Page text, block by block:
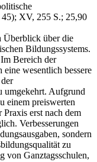
45); XV, 255 S.; 25,90
Überblick über die
Bildungssystems.
Bereich der
wesentlich bessere
umgekehrt. Aufgrund
einem preiswerten
erst nach dem
Verbesserungen
sondern
zu
von Ganztagsschulen,